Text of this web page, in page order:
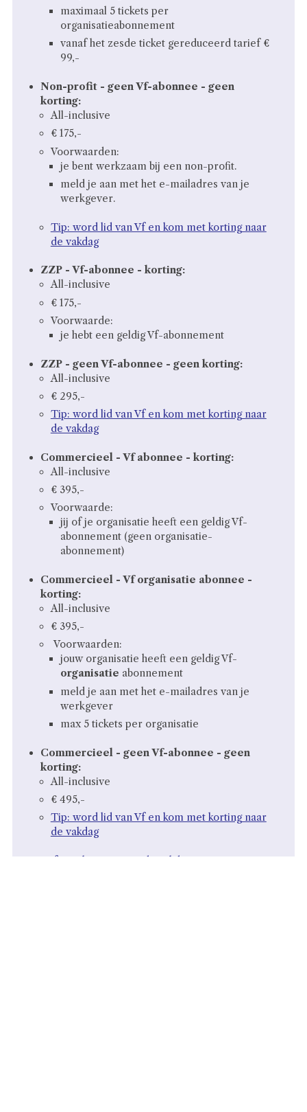
maximaal 5 tickets per
organisatieabonnement
vanaf het zesde ticket gereduceerd tarief €
99,-
Non-profit - geen Vf-abonnee - geen
korting:
All-inclusive
€ 175,-
Voorwaarden:
je bent werkzaam bij een non-profit.
meld je aan met het e-mailadres van je
werkgever.
Tip: word lid van Vf en kom met korting naar
de vakdag
ZZP - Vf-abonnee - korting:
All-inclusive
€ 175,-
Voorwaarde:
je hebt een geldig Vf-abonnement
ZZP - geen Vf-abonnee - geen korting:
All-inclusive
€ 295,-
Tip: word lid van Vf en kom met korting naar
de vakdag
Commercieel - Vf abonnee - korting:
All-inclusive
€ 395,-
Voorwaarde:
jij of je organisatie heeft een geldig Vf-
abonnement (geen organisatie-
abonnement)
Commercieel - Vf organisatie abonnee -
korting:
All-inclusive
€ 395,-
Voorwaarden:
jouw organisatie heeft een geldig Vf-
organisatie abonnement
meld je aan met het e-mailadres van je
werkgever
max 5 tickets per organisatie
Commercieel - geen Vf-abonnee - geen
korting:
All-inclusive
€ 495,-
Tip: word lid van Vf en kom met korting naar
de vakdag
Met forse korting naar de Vakdag